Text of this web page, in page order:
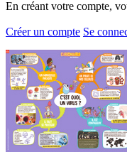
En créant votre compte,
Créer un compte Se